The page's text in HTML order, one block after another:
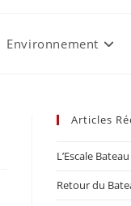
Environnement
Articles
L’Escale
Retour du